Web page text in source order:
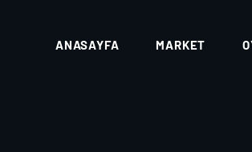
ANASAYFA MARKET